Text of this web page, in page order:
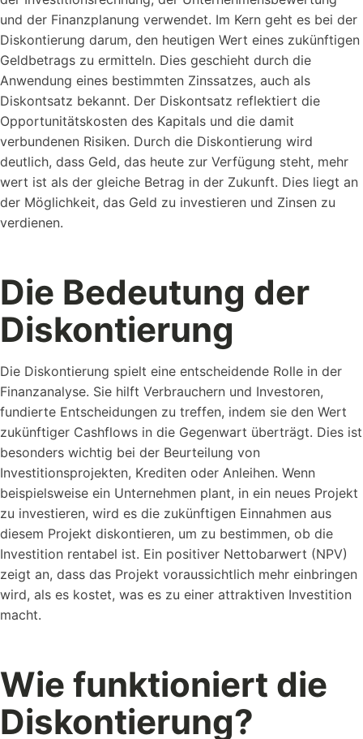
Referenzen
Schauen Sie einen kleinen Auszug
unserer Referenzen an...
Nutzen Sie unsere Kostenlosen Vorlagen um...
KostenloseRechner
Einfache Werte berechnen mit unseren Rechnern...
Wer sind wir?
Workstool makes team work. Jung, Dynamisch und
und der Finanzplanung verwendet. Im Kern geht es bei der
Diskontierung darum, den heutigen Wert eines zukünftigen
Geldbetrags zu ermitteln. Dies geschieht durch die
Anwendung eines bestimmten Zinssatzes, auch als
Diskontsatz bekannt. Der Diskontsatz reflektiert die
Opportunitätskosten des Kapitals und die damit
verbundenen Risiken. Durch die Diskontierung wird
deutlich, dass Geld, das heute zur Verfügung steht, mehr
wert ist als der gleiche Betrag in der Zukunft. Dies liegt an
der Möglichkeit, das Geld zu investieren und Zinsen zu
verdienen.
Die Bedeutung der
Diskontierung
Die Diskontierung spielt eine entscheidende Rolle in der
Finanzanalyse. Sie hilft Verbrauchern und Investoren,
fundierte Entscheidungen zu treffen, indem sie den Wert
zukünftiger Cashflows in die Gegenwart überträgt. Dies ist
besonders wichtig bei der Beurteilung von
Investitionsprojekten, Krediten oder Anleihen. Wenn
beispielsweise ein Unternehmen plant, in ein neues Projekt
zu investieren, wird es die zukünftigen Einnahmen aus
diesem Projekt diskontieren, um zu bestimmen, ob die
Investition rentabel ist. Ein positiver Nettobarwert (NPV)
zeigt an, dass das Projekt voraussichtlich mehr einbringen
wird, als es kostet, was es zu einer attraktiven Investition
macht.
Wie funktioniert die
Diskontierung?